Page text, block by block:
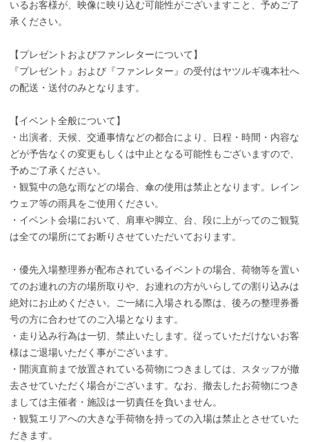
いるお客様が、映像に映り込む可能性がございますこと、予めご了
承ください。
【プレゼントおよびファンレターについて】
『プレゼント』および『ファンレター』の受付はヤツルギ魂本社へ
の配送・送付のみとなります。
【イベント全般について】
・出演者、天候、交通事情などの都合により、日程・時間・内容な
どが予告なくの変更もしくは中止となる可能性もございますので、
予めご了承ください。
・観覧中の急な雨などの場合、傘の使用は禁止となります。レイン
ウェア等の雨具をご使用ください。
・イベント会場において、肩車や脚立、台、段に上がってのご観覧
は全ての場所にてお断りさせていただいております。
・優先入場整理券が配布されているイベントの場合、荷物等を置い
てのお連れの方の場所取りや、お連れの方がいらしての割り込みは
絶対にお止めください。ご一緒に入場される際は、後ろの整理券番
号の方に合わせてのご入場となります。
・走り込み行為は一切、禁止いたします。従っていただけないお客
様はご退場いただく事がございます。
・開演直前まで放置されている荷物につきましては、スタッフが撤
去させていただく場合がございます。なお、撤去したお荷物につき
ましては主催者・施設は一切責任を負いません。
・観覧エリアへの大きな手荷物を持っての入場は禁止とさせていた
だきます。